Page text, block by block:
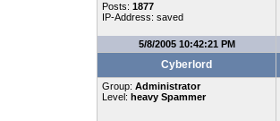
Posts: 1877
IP-Address: saved
5/8/2005 10:42:21 PM
Cyberlord
Group: Administrator
Level: heavy Spammer